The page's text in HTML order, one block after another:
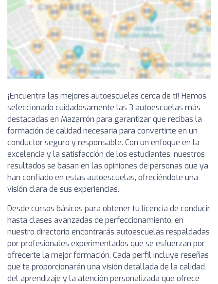
¡Encuentra las mejores autoescuelas cerca de ti! Hemos
seleccionado cuidadosamente las 3 autoescuelas más
destacadas en Mazarrón para garantizar que recibas la
formación de calidad necesaria para convertirte en un
conductor seguro y responsable. Con un enfoque en la
excelencia y la satisfacción de los estudiantes, nuestros
resultados se basan en las opiniones de personas que ya
han confiado en estas autoescuelas, ofreciéndote una
visión clara de sus experiencias.
Desde cursos básicos para obtener tu licencia de conducir
hasta clases avanzadas de perfeccionamiento, en
nuestro directorio encontrarás autoescuelas respaldadas
por profesionales experimentados que se esfuerzan por
ofrecerte la mejor formación. Cada perfil incluye reseñas
que te proporcionarán una visión detallada de la calidad
del aprendizaje y la atención personalizada que ofrece